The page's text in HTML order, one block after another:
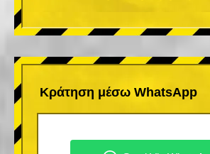
Κράτηση μέσω WhatsApp